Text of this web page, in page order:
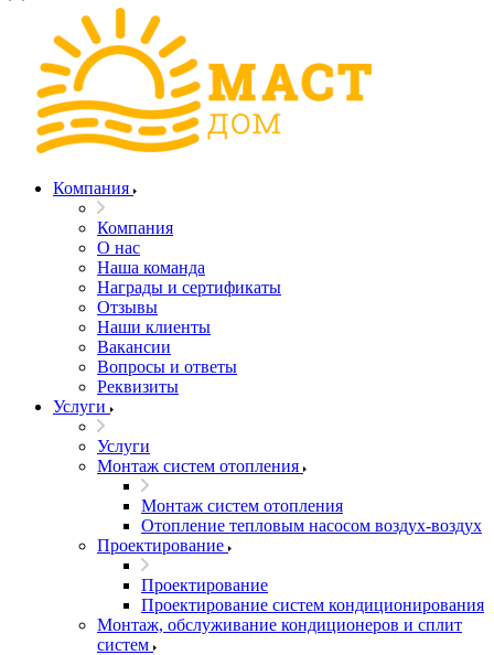
Компания
Компания
О нас
Наша команда
Награды и сертификаты
Отзывы
Наши клиенты
Вакансии
Вопросы и ответы
Реквизиты
Услуги
Услуги
Монтаж систем отопления
Монтаж систем отопления
Отопление тепловым насосом воздух-воздух
Проектирование
Проектирование
Проектирование систем кондиционирования
Монтаж, обслуживание кондиционеров и сплит
систем